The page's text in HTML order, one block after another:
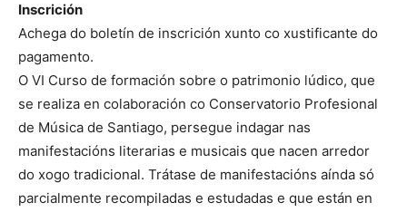
Inscrición
Achega do boletín de inscrición xunto co xustificante do
pagamento.
O VI Curso de formación sobre o patrimonio lúdico, que
se realiza en colaboración co Conservatorio Profesional
de Música de Santiago, persegue indagar nas
manifestacións literarias e musicais que nacen arredor
do xogo tradicional. Trátase de manifestacións aínda só
parcialmente recompiladas e estudadas e que están en